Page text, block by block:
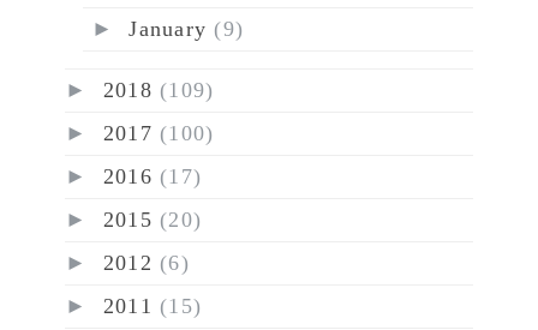
►January (9)
► 2018 (109)
► 2017 (100)
► 2016 (17)
► 2015 (20)
► 2012 (6)
► 2011 (15)